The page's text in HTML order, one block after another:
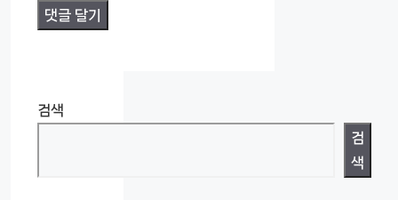
검색
검
색